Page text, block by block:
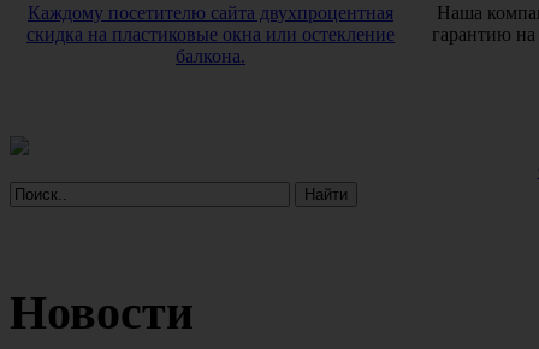
Каждому посетителю сайта двухпроцентная
скидка на пластиковые окна или остекление
балкона.
Наша
гарантию
Новости